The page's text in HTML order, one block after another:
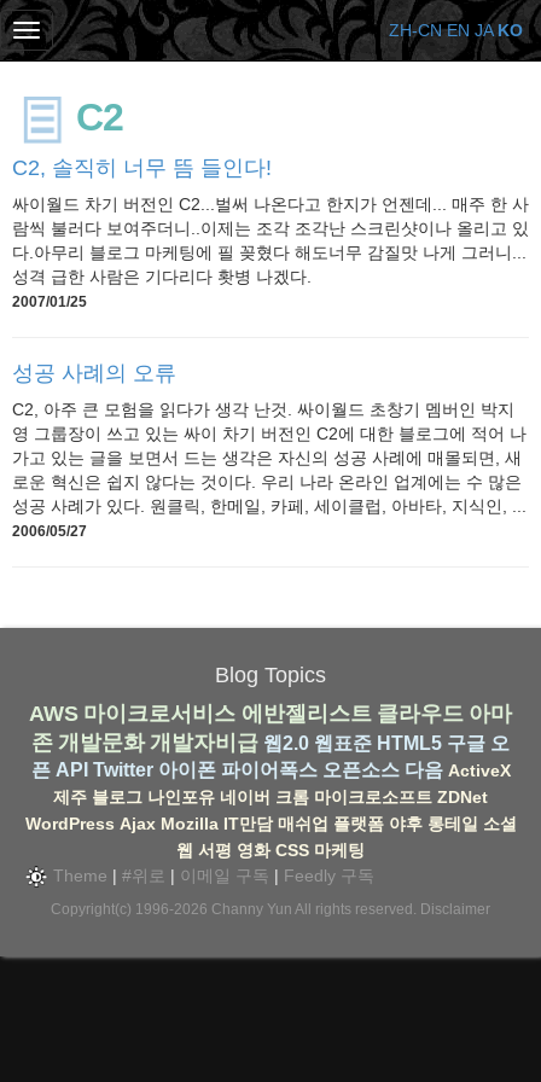
C2
C2, 솔직히 너무 뜸 들인다!
싸이월드 차기 버전인 C2...벌써 나온다고 한지가 언젠데... 매주 한 사
람씩 불러다 보여주더니..이제는 조각 조각난 스크린샷이나 올리고 있
다.아무리 블로그 마케팅에 필 꽂혔다 해도너무 감질맛 나게 그러니...
성격 급한 사람은 기다리다 홧병 나겠다.
2007/01/25
성공 사례의 오류
C2, 아주 큰 모험을 읽다가 생각 난것. 싸이월드 초창기 멤버인 박지
영 그룹장이 쓰고 있는 싸이 차기 버전인 C2에 대한 블로그에 적어 나
가고 있는 글을 보면서 드는 생각은 자신의 성공 사례에 매몰되면, 새
로운 혁신은 쉽지 않다는 것이다. 우리 나라 온라인 업계에는 수 많은
성공 사례가 있다. 원클릭, 한메일, 카페, 세이클럽, 아바타, 지식인, ...
2006/05/27
Blog Topics
AWS 마이크로서비스 에반젤리스트 클라우드 아마
존 개발문화 개발자비급 웹2.0 웹표준 HTML5 구글 오
픈 API Twitter 아이폰 파이어폭스 오픈소스 다음 ActiveX
제주 블로그 나인포유 네이버 크롬 마이크로소프트 ZDNet
WordPress Ajax Mozilla IT만담 매쉬업 플랫폼 야후 롱테일 소셜
웹 서평 영화 CSS 마케팅
Theme | #위로 | 이메일 구독 | Feedly 구독
Copyright(c) 1996-2026 Channy Yun All rights reserved. Disclaimer
ZH-CN EN JA KO